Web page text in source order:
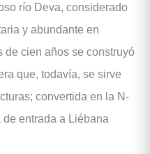
río Deva, considerado
y abundante en
de cien años se construyó
que, todavía, se sirve
convertida en la N-
entrada a Liébana